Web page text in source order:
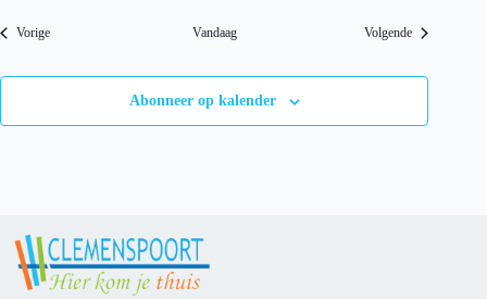
VorigeEvenementen Vandaag VolgendeEvenementen
Abonneer op kalender